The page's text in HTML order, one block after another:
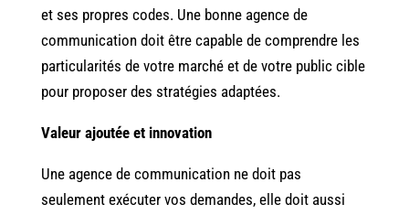
et ses propres codes. Une bonne agence de
communication doit être capable de comprendre les
particularités de votre marché et de votre public cible
pour proposer des stratégies adaptées.
Valeur ajoutée et innovation
Une agence de communication ne doit pas
seulement exécuter vos demandes, elle doit aussi